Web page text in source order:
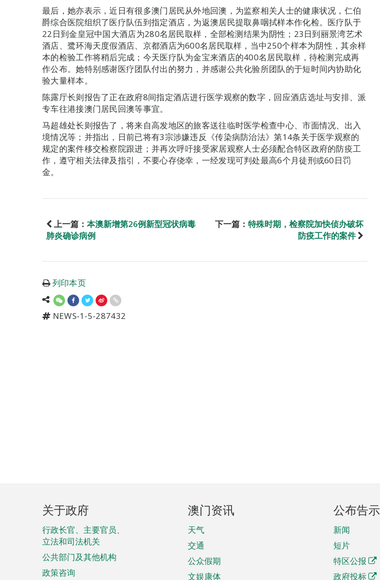
最后，她亦表示，近日有很多澳门居民从外地回澳，为监察相关人士的健康状况，仁伯
爵综合医院组织了医疗队伍到指定酒店，为返澳居民提取鼻咽拭样本作化检。医疗队于
22日到金皇冠中国大酒店为280名居民取样，全部检测结果为阴性；23日到丽景湾艺术
酒店、鹭环海天度假酒店、京都酒店为600名居民取样，当中250个样本为阴性，其余样
本的检验工作将稍后完成；今天医疗队为金宝来酒店的400名居民取样，待检测完成再
作公布。她特别感谢医疗团队付出的努力，并感谢公共化验所团队的于短时间内协助化
验大量样本。
陈露厅长则报告了正在政府8间指定酒店进行医学观察的数字，回应酒店选址与安排、派
专车往港接澳门居民回澳等事宜。
马超雄处长则报告了，将来自高发地区的旅客送往临时医学检查中心、市面情况、出入
境情况等；并指出，日前已将有3宗涉嫌违反《传染病防治法》第14条关于医学观察的
规定的案件移交检察院跟进；并再次呼吁接受家居观察人士必须配合特区政府的防疫工
作，遵守相关法律及指引，不要心存侥幸，一经发现可判处最高6个月徒刑或60日罚
金。
上一篇： 本澳新增第26例新型冠状病毒
肺炎确诊病例
下一篇： 特殊时期，检察院加快侦办破坏
防疫工作的案件
列印本页
NEWS-1-5-287432
页
脚
菜
单
关于政府
行政长官、主要官员、
立法和司法机关
公共部门及其他机构
政策咨询
澳门资讯
天气
交通
公众假期
文娱康体
公布告示
新闻
短片
特区公报
政府投标